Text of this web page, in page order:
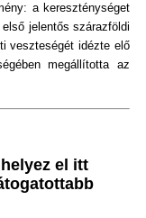
a kereszténységet
jelentős szárazföldi
veszteségét idézte elő
megállította az
el itt